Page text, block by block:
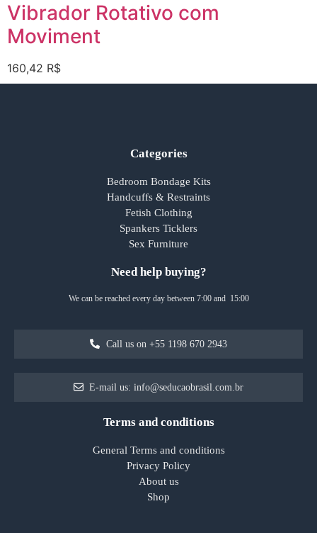
Vibrador Rotativo com
Moviment
160,42 R$
Categories
Bedroom Bondage Kits
Handcuffs & Restraints
Fetish Clothing
Spankers Ticklers
Sex Furniture
Need help buying?
We can be reached every day between 7:00 and 15:00
Call us on +55 1198 670 2943
E-mail us: info@seducaobrasil.com.br
Terms and conditions
General Terms and conditions
Privacy Policy
About us
Shop